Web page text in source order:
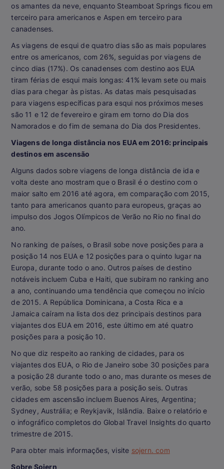
os amantes da neve, enquanto Steamboat Springs ficou em
terceiro para americanos e Aspen em terceiro para
canadenses.
As viagens de esqui de quatro dias são as mais populares
entre os americanos, com 26%, seguidas por viagens de
cinco dias (17%). Os canadenses com destino aos EUA
tiram férias de esqui mais longas: 41% levam sete ou mais
dias para chegar às pistas. As datas mais pesquisadas
para viagens específicas para esqui nos próximos meses
são 11 e 12 de fevereiro e giram em torno do Dia dos
Namorados e do fim de semana do Dia dos Presidentes.
Viagens de longa distância nos EUA em 2016: principais
destinos em ascensão
Alguns dados sobre viagens de longa distância de ida e
volta deste ano mostram que o Brasil é o destino com o
maior salto em 2016 até agora, em comparação com 2015,
tanto para americanos quanto para europeus, graças ao
impulso dos Jogos Olímpicos de Verão no Rio no final do
ano.
No ranking de países, o Brasil sobe nove posições para a
posição 14 nos EUA e 12 posições para o quinto lugar na
Europa, durante todo o ano. Outros países de destino
notáveis incluem Cuba e Haiti, que subiram no ranking ano
a ano, continuando uma tendência que começou no início
de 2015. A República Dominicana, a Costa Rica e a
Jamaica caíram na lista dos dez principais destinos para
viajantes dos EUA em 2016, este último em até quatro
posições para a posição 10.
No que diz respeito ao ranking de cidades, para os
viajantes dos EUA, o Rio de Janeiro sobe 30 posições para
a posição 28 durante todo o ano, mas durante os meses de
verão, sobe 58 posições para a posição seis. Outras
cidades em ascensão incluem Buenos Aires, Argentina;
Sydney, Austrália; e Reykjavik, Islândia. Baixe o relatório e
o infográfico completos do Global Travel Insights do quarto
trimestre de 2015.
Para obter mais informações, visite sojern. com
Sobre Sojern